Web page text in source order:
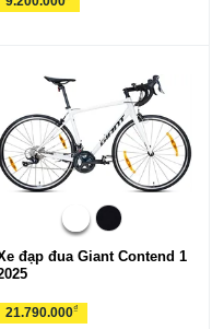
đạp đua Giant Contend 1
21.790.000₫